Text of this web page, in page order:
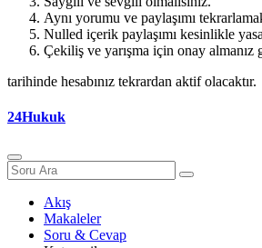
Aynı yorumu ve paylaşımı
Nulled içerik paylaşımı kesinlikle
Çekiliş ve yarışma için onay almanız
tarihinde hesabınız tekrardan aktif olacaktır.
24Hukuk
Akış
Makaleler
Soru & Cevap